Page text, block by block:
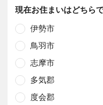
現在お住まいはどちら
伊勢市
鳥羽市
志摩市
多気郡
度会郡